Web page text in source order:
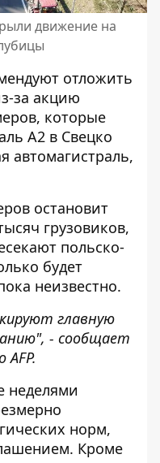
движение на
отложить
за акцию
, которые
А2 в Свецко
автомагистраль,
остановит
грузовиков,
польско-
будет
неизвестно.
главную
- сообщает
неделями
норм,
Кроме